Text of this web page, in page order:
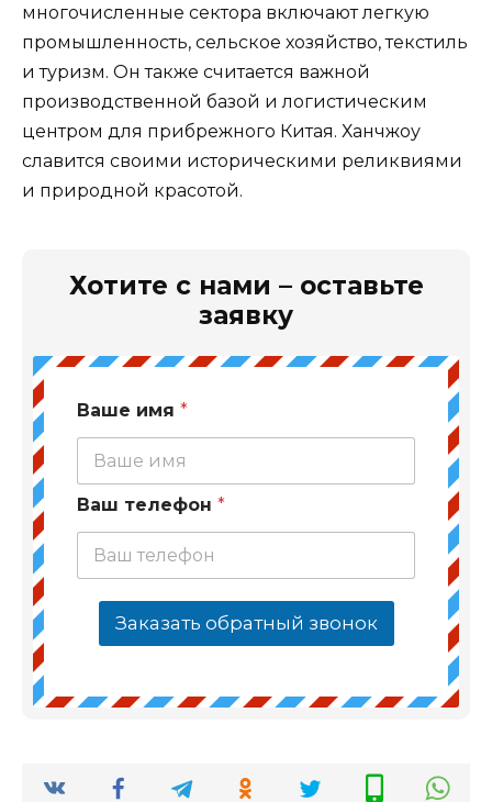
многочисленные сектора включают легкую
промышленность, сельское хозяйство, текстиль
и туризм. Он также считается важной
производственной базой и логистическим
центром для прибрежного Китая. Ханчжоу
славится своими историческими реликвиями
и природной красотой.
Хотите с нами – оставьте
заявку
Ваше имя *
Ваш телефон *
Заказать обратный звонок